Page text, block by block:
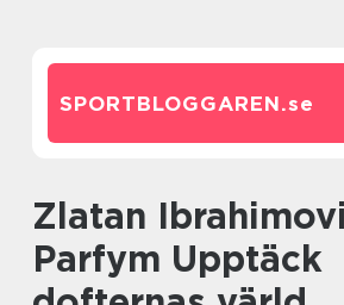
SPORTBLOGGAREN.se
Zlatan Ibrahimovic
Parfym Upptäck